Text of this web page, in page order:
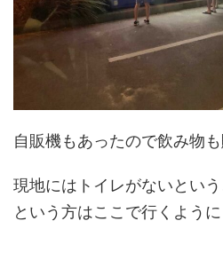
自販機もあったので飲み物も
現地にはトイレがないとい
という方はここで行くように